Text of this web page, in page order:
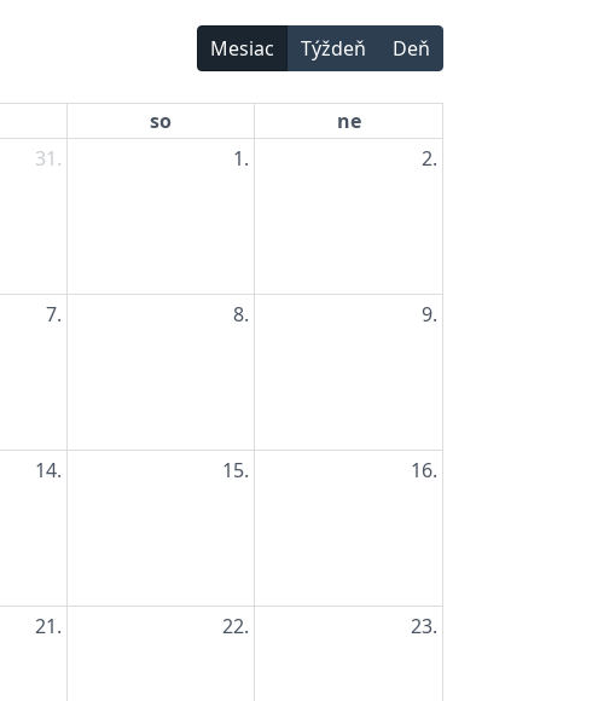
Mesiac Týždeň Deň
so
ne
31. 1. 2.
7. 8. 9.
14. 15. 16.
21. 22. 23.